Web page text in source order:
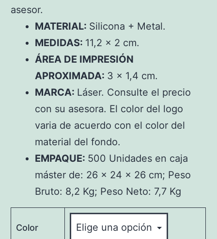
asesor.
MATERIAL: Silicona + Metal.
MEDIDAS: 11,2 x 2 cm.
ÁREA DE IMPRESIÓN
APROXIMADA: 3 x 1,4 cm.
MARCA: Láser. Consulte el precio
con su asesora. El color del logo
varia de acuerdo con el color del
material del fondo.
EMPAQUE: 500 Unidades en caja
máster de: 26 x 24 x 26 cm; Peso
Bruto: 8,2 Kg; Peso Neto: 7,7 Kg
Color